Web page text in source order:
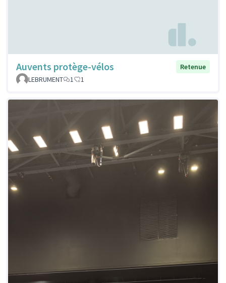
Auvents protège-vélos
Retenue
LEBRUMENT
1 1